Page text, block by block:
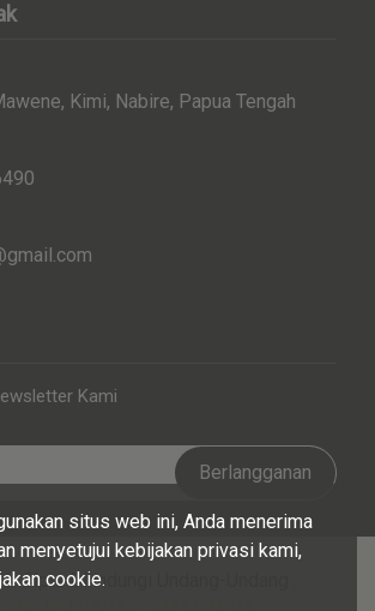
Kimi, Nabire, Papua Tengah
Kami
Berlangganan
Cipta Dilindungi Undang-Undang .
situs web ini, Anda menerima
menyetujui kebijakan privasi kami,
cookie.